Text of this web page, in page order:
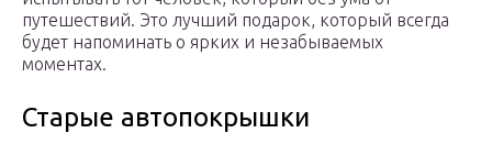
путешествий. Это лучший подарок, который всегда
будет напоминать о ярких и незабываемых
моментах.
Старые автопокрышки